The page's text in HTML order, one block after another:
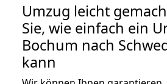
Umzug leicht
Sie, wie einfach ein
Bochum nach
kann